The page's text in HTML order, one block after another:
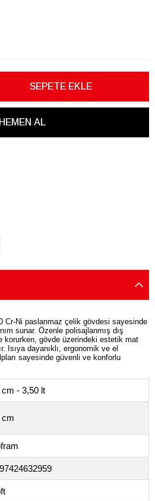
Cr-Ni paslanmaz çelik gövdesi sayesinde
sunar. Özenle polisajlanmış dış
korurken, gövde üzerindeki estetik mat
Isıya dayanıklı, ergonomik ve el
sayesinde güvenli ve konforlu
cm - 3,50 lt
cm